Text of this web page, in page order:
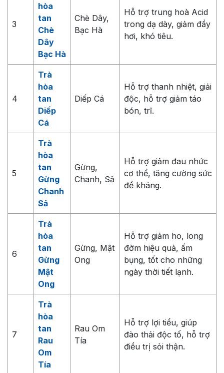
3
hòa
tan
Chè
Dây
Bạc Hà
Chè Dây,
Bạc Hà
Hỗ trợ trung hoà Acid
trong dạ dày, giảm đầy
hơi, khó tiêu.
4
Trà
hòa
tan
Diếp
Cá
Diếp Cá
Hỗ trợ thanh nhiệt, giải
độc, hỗ trợ giảm táo
bón, trĩ.
5
Trà
hòa
tan
Gừng
Chanh
Sả
Gừng,
Chanh, Sả
Hỗ trợ giảm đau nhức
cơ thể, tăng cường sức
đề kháng.
6
Trà
hòa
tan
Gừng
Mật
Ong
Gừng, Mật
Ong
Hỗ trợ giảm ho, long
đờm hiệu quả, ấm
bụng, tốt cho những
ngày thời tiết lạnh.
7
Trà
hòa
tan
Rau
Om
Tía
Rau Om
Tía
Hỗ trợ lợi tiểu, giúp
đào thải độc tố, hỗ trợ
điều trị sỏi thận.